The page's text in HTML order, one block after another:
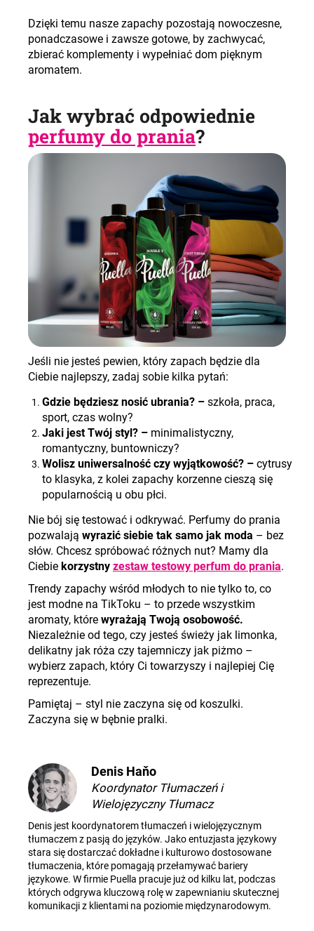
Dzięki temu nasze zapachy pozostają nowoczesne,
ponadczasowe i zawsze gotowe, by zachwycać,
zbierać komplementy i wypełniać dom pięknym
aromatem.
Jak wybrać odpowiednie
perfumy do prania?
Jeśli nie jesteś pewien, który zapach będzie dla
Ciebie najlepszy, zadaj sobie kilka pytań:
Gdzie będziesz nosić ubrania? – szkoła, praca,
sport, czas wolny?
Jaki jest Twój styl? – minimalistyczny,
romantyczny, buntowniczy?
Wolisz uniwersalność czy wyjątkowość? – cytrusy
to klasyka, z kolei zapachy korzenne cieszą się
popularnością u obu płci.
Nie bój się testować i odkrywać. Perfumy do prania
pozwalają wyrazić siebie tak samo jak moda – bez
słów. Chcesz spróbować różnych nut? Mamy dla
Ciebie korzystny zestaw testowy perfum do prania.
Trendy zapachy wśród młodych to nie tylko to, co
jest modne na TikToku – to przede wszystkim
aromaty, które wyrażają Twoją osobowość.
Niezależnie od tego, czy jesteś świeży jak limonka,
delikatny jak róża czy tajemniczy jak piżmo –
wybierz zapach, który Ci towarzyszy i najlepiej Cię
reprezentuje.
Pamiętaj – styl nie zaczyna się od koszulki.
Zaczyna się w bębnie pralki.
Denis Haňo
Koordynator Tłumaczeń i
Wielojęzyczny Tłumacz
Denis jest koordynatorem tłumaczeń i wielojęzycznym
tłumaczem z pasją do języków. Jako entuzjasta językowy
stara się dostarczać dokładne i kulturowo dostosowane
tłumaczenia, które pomagają przełamywać bariery
językowe. W firmie Puella pracuje już od kilku lat, podczas
których odgrywa kluczową rolę w zapewnianiu skutecznej
komunikacji z klientami na poziomie międzynarodowym.